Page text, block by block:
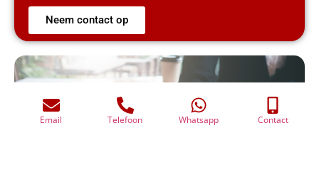
Neem contact op